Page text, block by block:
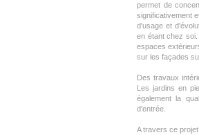
permet de
significativement
d'usage et
en étant chez
espaces
sur les façades
Des travaux
Les jardins en
également la
d'entrée.
A travers ce